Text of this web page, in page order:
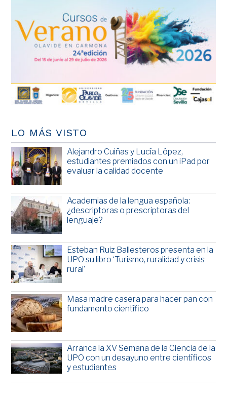
LO MÁS VISTO
Alejandro Cuiñas y Lucía López,
estudiantes premiados con un iPad por
evaluar la calidad docente
Academias de la lengua española:
¿descriptoras o prescriptoras del
lenguaje?
Esteban Ruiz Ballesteros presenta en la
UPO su libro ‘Turismo, ruralidad y crisis
rural’
Masa madre casera para hacer pan con
fundamento científico
Arranca la XV Semana de la Ciencia de la
UPO con un desayuno entre científicos
y estudiantes